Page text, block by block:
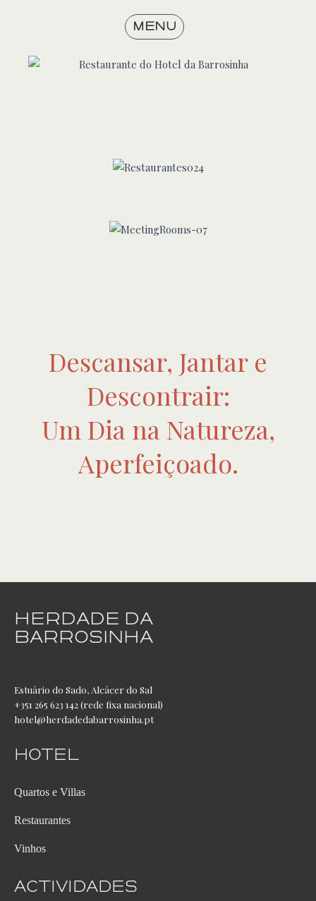
menu
Descansar, Jantar e
Descontrair:
Um Dia na Natureza,
Aperfeiçoado.
HERDADE DA
BARROSINHA
Estuário do Sado, Alcácer do Sal
+351 265 623 142 (rede fixa nacional)
hotel@herdadedabarrosinha.pt
Hotel
Quartos e Villas
Restaurantes
Vinhos
Actividades